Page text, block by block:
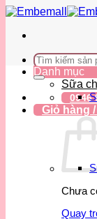
Tìm
kiếm:
0946
Giỏ hàng /
Chưa
Quay
Danh mục
Sữa